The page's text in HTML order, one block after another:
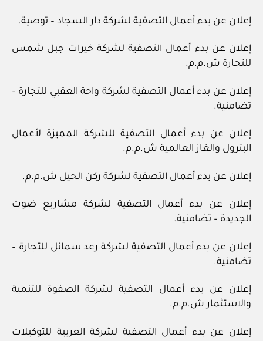
إعلان عن بدء أعمال التصفية لشركة دار السجاد – توصية.
إعلان عن بدء أعمال التصفية لشركة خيرات جبل شمس
للتجارة ش.م.م.
إعلان عن بدء أعمال التصفية لشركة واحة العقبي للتجارة –
تضامنية.
إعلان عن بدء أعمال التصفية للشركة المميزة لأعمال
البترول والغاز العالمية ش.م.م.
إعلان عن بدء أعمال التصفية لشركة ركن الحيل ش.م.م.
إعلان عن بدء أعمال التصفية لشركة مشاريع ضوت
الجديدة – تضامنية.
إعلان عن بدء أعمال التصفية لشركة رعد سمائل للتجارة –
تضامنية.
إعلان عن بدء أعمال التصفية لشركة الصفوة للتنمية
والاستثمار ش.م.م.
إعلان عن بدء أعمال التصفية لشركة العربية للتوكيلات